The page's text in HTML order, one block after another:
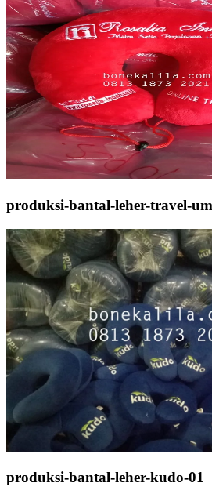
produksi-bantal-leher-travel-
produksi-bantal-leher-kudo-01